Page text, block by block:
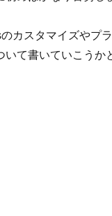
カスタマイズやプ
て書いていこうか
る” の